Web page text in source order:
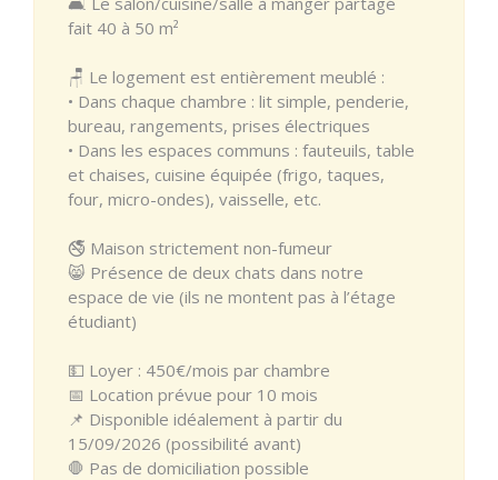
fait 40 à 50 m²
🪑 Le logement est entièrement meublé :
• Dans chaque chambre : lit simple, penderie,
bureau, rangements, prises électriques
• Dans les espaces communs : fauteuils, table
et chaises, cuisine équipée (frigo, taques,
four, micro-ondes), vaisselle, etc.
🚭 Maison strictement non-fumeur
😸 Présence de deux chats dans notre
espace de vie (ils ne montent pas à l’étage
étudiant)
💵 Loyer : 450€/mois par chambre
📅 Location prévue pour 10 mois
📌 Disponible idéalement à partir du
15/09/2026 (possibilité avant)
🛑 Pas de domiciliation possible